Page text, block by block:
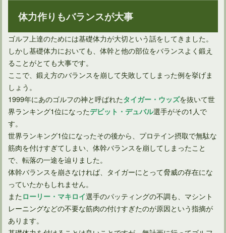
体力作りもバランスが大事
ゴルフ上達のためには基礎体力が大切という話をしてきました。
しかし基礎体力においても、体幹と他の部位をバランスよく鍛え
ることがとても大事です。
ここで、鍛え方のバランスを崩して失敗してしまった例を挙げま
しょう。
1999年にあのゴルフの神と呼ばれたタイガー・ウッズを抜いて世
界ランキング1位になったデビット・デュバル選手がその1人で
す。
世界ランキング1位になったその後から、プロテイン摂取で無駄な
筋肉を付けすぎてしまい、体幹バランスを崩してしまったこと
で、転落の一途を辿りました。
体幹バランスを崩さなければ、タイガーにとって脅威の存在にな
っていたかもしれません。
またローリー・マキロイ選手のパッティングの不調も、マシント
レーニングなどの不要な筋肉の付けすぎたのが原因という指摘が
あります。